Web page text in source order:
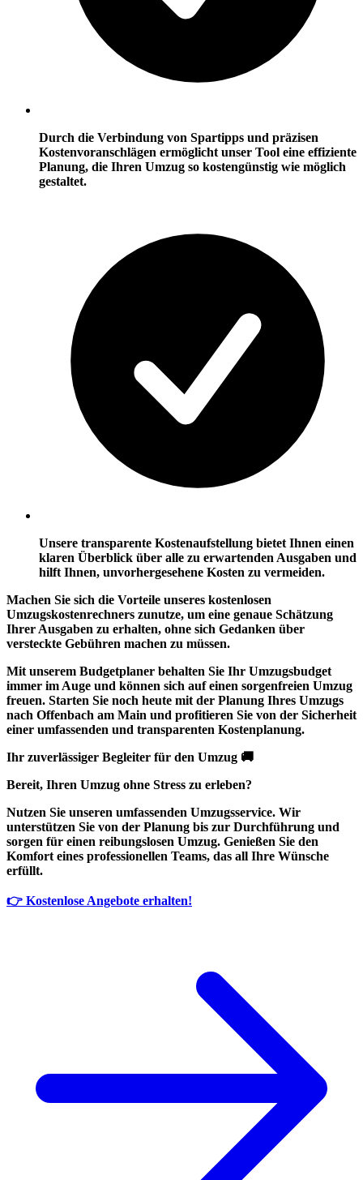
Durch die Verbindung von Spartipps und präzisen
Kostenvoranschlägen ermöglicht unser Tool eine effiziente
Planung, die Ihren Umzug so kostengünstig wie möglich
gestaltet.
Unsere transparente Kostenaufstellung bietet Ihnen einen
klaren Überblick über alle zu erwartenden Ausgaben und
hilft Ihnen, unvorhergesehene Kosten zu vermeiden.
Machen Sie sich die Vorteile unseres kostenlosen
Umzugskostenrechners zunutze, um eine genaue Schätzung
Ihrer Ausgaben zu erhalten, ohne sich Gedanken über
versteckte Gebühren machen zu müssen.
Mit unserem Budgetplaner behalten Sie Ihr Umzugsbudget
immer im Auge und können sich auf einen sorgenfreien Umzug
freuen. Starten Sie noch heute mit der Planung Ihres Umzugs
nach Offenbach am Main und profitieren Sie von der Sicherheit
einer umfassenden und transparenten Kostenplanung.
Ihr zuverlässiger Begleiter für den Umzug 🚚
Bereit, Ihren Umzug ohne Stress zu erleben?
Nutzen Sie unseren umfassenden Umzugsservice. Wir
unterstützen Sie von der Planung bis zur Durchführung und
sorgen für einen reibungslosen Umzug. Genießen Sie den
Komfort eines professionellen Teams, das all Ihre Wünsche
erfüllt.
👉 Kostenlose Angebote erhalten!